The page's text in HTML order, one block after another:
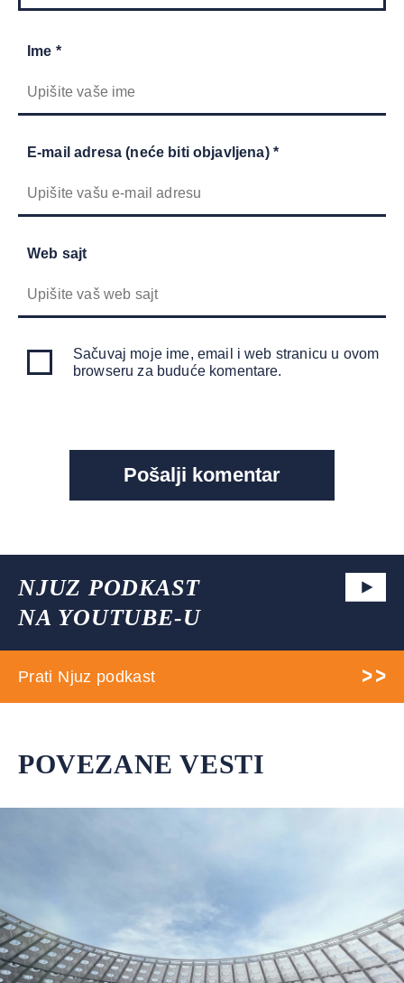
Ime *
E-mail adresa (neće biti objavljena) *
Web sajt
Sačuvaj moje ime, email i web stranicu u ovom
browseru za buduće komentare.
NJUZ PODKAST
NA YOUTUBE-U
Prati Njuz podkast
POVEZANE VESTI